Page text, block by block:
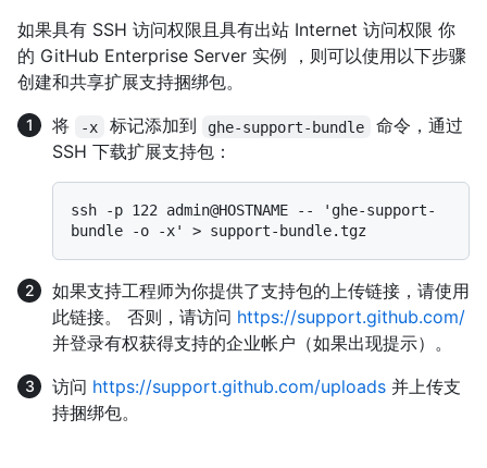
如果具有 SSH 访问权限且具有出站 Internet 访问权限 你
的 GitHub Enterprise Server 实例 ，则可以使用以下步骤
创建和共享扩展支持捆绑包。
将
-x 标记添加到 ghe-support-bundle
命令，通过
SSH 下载扩展支持包：
ssh -p 122 admin@HOSTNAME -- 'ghe-support-
如果支持工程师为你提供了支持包的上传链接，请使用
此链接。 否则，请访问 https://support.github.com/
并登录有权获得支持的企业帐户（如果出现提示）。
访问 https://support.github.com/uploads 并上传支
持捆绑包。